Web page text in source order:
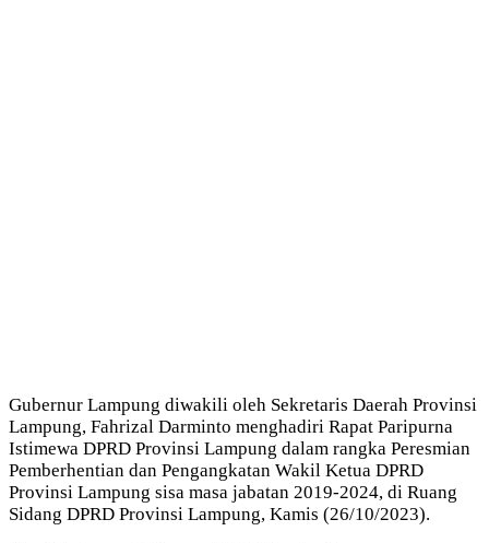
Gubernur Lampung diwakili oleh Sekretaris Daerah Provinsi
Lampung, Fahrizal Darminto menghadiri Rapat Paripurna
Istimewa DPRD Provinsi Lampung dalam rangka Peresmian
Pemberhentian dan Pengangkatan Wakil Ketua DPRD
Provinsi Lampung sisa masa jabatan 2019-2024, di Ruang
Sidang DPRD Provinsi Lampung, Kamis (26/10/2023).